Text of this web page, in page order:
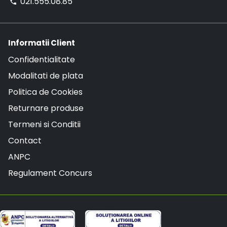
phone
Informatii Client
Confidentialitate
Modalitati de plata
Politica de Cookies
Returnare produse
Termeni si Conditii
Contact
ANPC
Regulament Concurs